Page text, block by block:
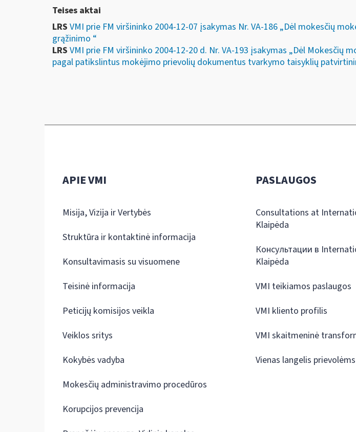
Teises aktai
LRS VMI prie FM viršininko 2004-12-07 įsakymas Nr. VA-186 „Dėl mokesčių
grąžinimo “
LRS VMI prie FM viršininko 2004-12-20 d. Nr. VA-193 įsakymas „Dėl
pagal patikslintus mokėjimo prievolių dokumentus tvarkymo taisyklių
APIE VMI
Misija, Vizija ir Vertybės
Struktūra ir kontaktinė informacija
Konsultavimasis su visuomene
Teisinė informacija
Peticijų komisijos veikla
Veiklos sritys
Kokybės vadyba
Mokesčių administravimo procedūros
Korupcijos prevencija
PASLAUGOS
Consultations at
Klaipėda
Консультации в
Klaipėda
VMI teikiamos paslaugos
VMI kliento profilis
VMI skaitmeninė
Vienas langelis